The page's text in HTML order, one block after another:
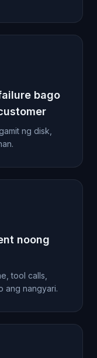
bago
ng disk,
noong
tool calls,
ang nangyari.